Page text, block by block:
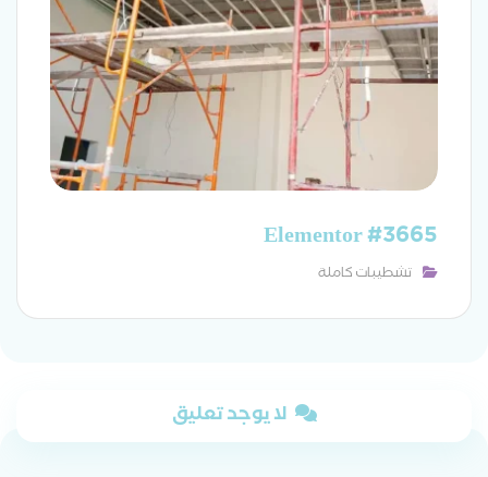
Elementor #3665
تشطيبات كاملة
لا يوجد تعليق